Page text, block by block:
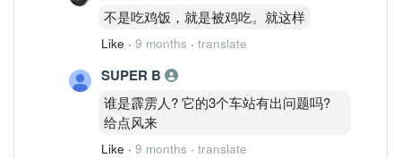
不是吃鸡饭，就是被鸡吃。就这样
Like · 9 months · translate
SUPER B
谁是霹雳人? 它的3个车站有出问题吗?
给点风来
Like · 9 months · translate